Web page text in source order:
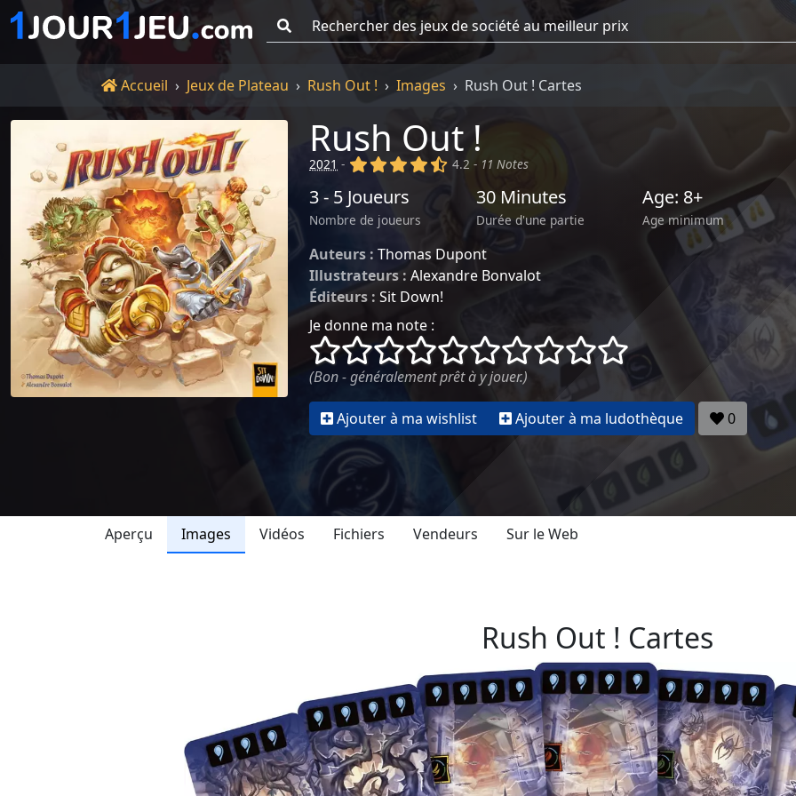
Accueil
Accueil Jeux de Plateau Rush Out ! Images Rush Out ! Cartes
Rush Out !
2021 - (x) (x) (x) (x) (,)
4.2 - 11 Notes
3 - 5 Joueurs
Nombre de joueurs
30 Minutes
Durée d'une partie
Age: 8+
Age minimum
Auteurs : Thomas Dupont
Illustrateurs : Alexandre Bonvalot
Éditeurs : Sit Down!
Je donne ma note :
()
() () () () () () () ()
()
(Bon - généralement prêt à y jouer.)
Ajouter à ma wishlist Ajouter à ma ludothèque 0
Aperçu Images Vidéos Fichiers Vendeurs Sur le Web
Rush Out ! Cartes